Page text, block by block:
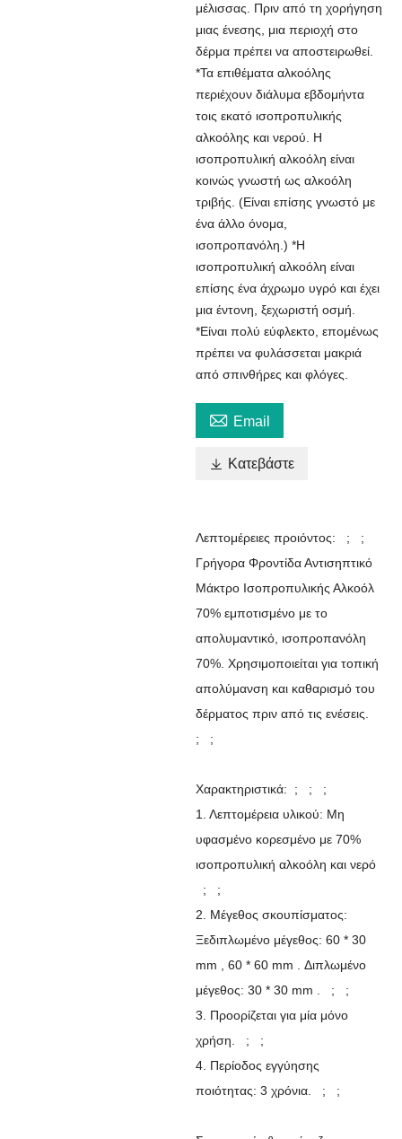
μέλισσας. Πριν από τη χορήγηση
μιας ένεσης, μια περιοχή στο
δέρμα πρέπει να αποστειρωθεί.
*Τα επιθέματα αλκοόλης
περιέχουν διάλυμα εβδομήντα
τοις εκατό ισοπροπυλικής
αλκοόλης και νερού. Η
ισοπροπυλική αλκοόλη είναι
κοινώς γνωστή ως αλκοόλη
τριβής. (Είναι επίσης γνωστό με
ένα άλλο όνομα,
ισοπροπανόλη.) *Η
ισοπροπυλική αλκοόλη είναι
επίσης ένα άχρωμο υγρό και έχει
μια έντονη, ξεχωριστή οσμή.
*Είναι πολύ εύφλεκτο, επομένως
πρέπει να φυλάσσεται μακριά
από σπινθήρες και φλόγες.
 Email
 Κατεβάστε
Λεπτομέρειες προιόντος: ; ;
Γρήγορα Φροντίδα Αντισηπτικό
Μάκτρο Ισοπροπυλικής Αλκοόλ
70% εμποτισμένο με το
απολυμαντικό, ισοπροπανόλη
70%. Χρησιμοποιείται για τοπική
απολύμανση και καθαρισμό του
δέρματος πριν από τις ενέσεις.
; ;
Χαρακτηριστικά: ; ; ;
1. Λεπτομέρεια υλικού: Μη
υφασμένο κορεσμένο με 70%
ισοπροπυλική αλκοόλη και νερό
; ;
2. Μέγεθος σκουπίσματος:
Ξεδιπλωμένο μέγεθος: 60 * 30
mm , 60 * 60 mm . Διπλωμένο
μέγεθος: 30 * 30 mm . ; ;
3. Προορίζεται για μία μόνο
χρήση. ; ;
4. Περίοδος εγγύησης
ποιότητας: 3 χρόνια. ; ;